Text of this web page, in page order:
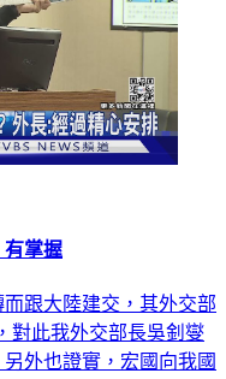
掌握
跟大陸建交，其外交部
對此我外交部長吳釗燮
外也證實，宏國向我國